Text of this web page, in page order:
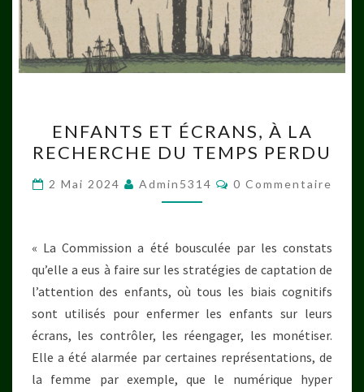
ET
ÉCRANS,
À
LA
DU
TEMPS
PERDU
ENFANTS ET ÉCRANS, À LA
RECHERCHE DU TEMPS PERDU
2 Mai 2024 Admin5314 Commentaires
0 Commentaire
« La Commission a été bousculée par les constats
qu’elle a eus à faire sur les stratégies de captation de
l’attention des enfants, où tous les biais cognitifs
sont utilisés pour enfermer les enfants sur leurs
écrans, les contrôler, les réengager, les monétiser.
Elle a été alarmée par certaines représentations, de
la femme par exemple, que le numérique hyper